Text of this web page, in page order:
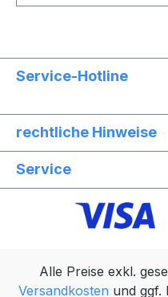
Service-Hotline
rechtliche Hinweise
Service
Alle Preise exkl.
Versandkosten und ggf.